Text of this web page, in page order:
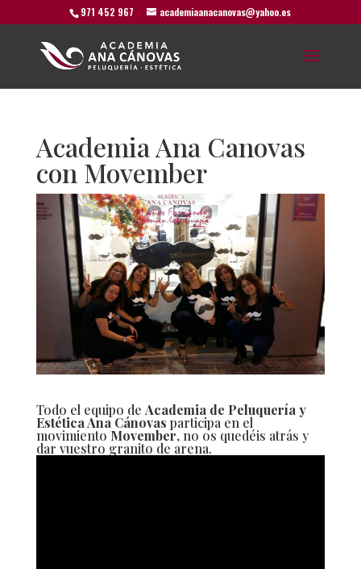
971 452 967 academiaanacanovas@yahoo.es
Academia Ana Canovas
con Movember
Todo el equipo de Academia de Peluquería y
Estética Ana Cánovas participa en el
movimiento Movember, no os quedéis atrás y
dar vuestro granito de arena.